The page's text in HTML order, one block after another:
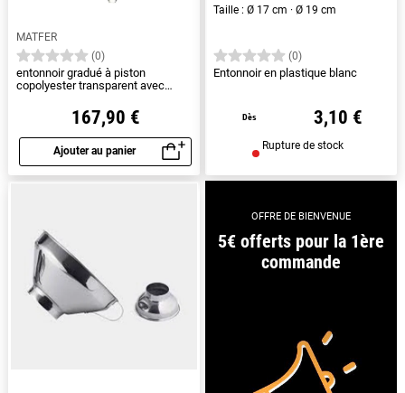
MATFER
(0)
entonnoir gradué à piston
copolyester transparent avec
167,90 €
Ajouter au panier
Aperçu rapide
Taille : Ø 17 cm · Ø 19 cm
(0)
Entonnoir en plastique blanc
Dès 3,10 €
Rupture de stock
OFFRE DE BIENVENUE
5€ offerts pour la 1ère
commande